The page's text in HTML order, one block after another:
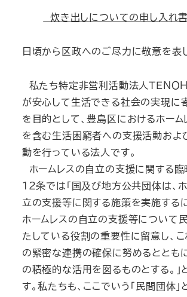
炊き出しについての申し入れ書
日頃から区政へのご尽力に敬意を表し
私たち特定非営利活動法人ＴＥＮＯＨ
が安心して生活できる社会の実現に
を目的として、豊島区におけるホー
を含む生活困窮者への支援活動およ
動を行っている法人です。
ホームレスの自立の支援に関する
12条では「国及び地方公共団体は、
立の支援等に関する施策を実施するに
ホームレスの自立の支援等について
たしている役割の重要性に留意し、
の緊密な連携の確保に努めるととも
の積極的な活用を図るものとする。」
す。私たちも、ここでいう「民間団体」